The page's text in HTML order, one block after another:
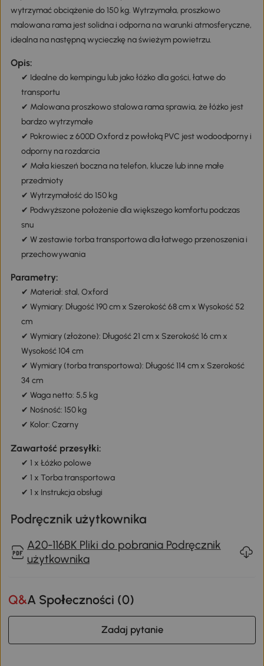
wytrzymać obciążenie do 150 kg. Wytrzymała, proszkowo
malowana rama jest solidna i odporna na warunki atmosferyczne,
idealna na następną wycieczkę na świeżym powietrzu.
Opis:
✔ Idealne do kempingu lub jako łóżko dla gości, łatwe do
transportu
✔ Malowana proszkowo stalowa rama sprawia, że łóżko jest
bardzo wytrzymałe
✔ Pokrowiec z 600D Oxford z powłoką PVC jest wodoodporny i
odporny na rozdarcia
✔ Mała kieszeń boczna na telefon, klucze lub inne małe
przedmioty
✔ Wytrzymałość do 150 kg
✔ Podwyższone położenie dla większego komfortu podczas
snu
✔ W zestawie torba transportowa dla łatwego przenoszenia i
przechowywania
Parametry:
✔ Materiał: stal, Oxford
✔ Wymiary: Długość 190 cm x Szerokość 68 cm x Wysokość 52
cm
✔ Wymiary (złożone): Długość 21 cm x Szerokość 16 cm x
Wysokość 104 cm
✔ Wymiary (torba transportowa): Długość 114 cm x Szerokość
34 cm
✔ Waga netto: 5,5 kg
✔ Nośność: 150 kg
✔ Kolor: Czarny
Zawartość przesyłki:
✔ 1 x Łóżko polowe
✔ 1 x Torba transportowa
✔ 1 x Instrukcja obsługi
Podręcznik użytkownika
A20-116BK Pliki do pobrania Podręcznik
użytkownika
Q&A Społeczności (0)
Zadaj pytanie